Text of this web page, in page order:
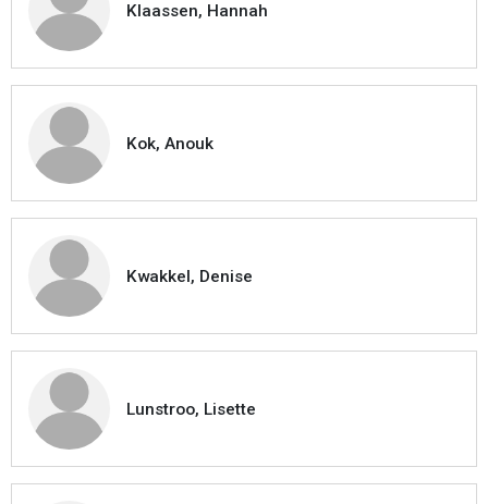
Klaassen, Hannah
Kok, Anouk
Kwakkel, Denise
Lunstroo, Lisette